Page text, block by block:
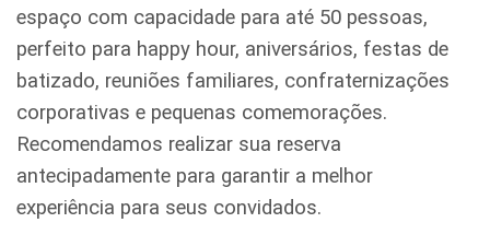
espaço com capacidade para até 50 pessoas,
perfeito para happy hour, aniversários, festas de
batizado, reuniões familiares, confraternizações
corporativas e pequenas comemorações.
Recomendamos realizar sua reserva
antecipadamente para garantir a melhor
experiência para seus convidados.